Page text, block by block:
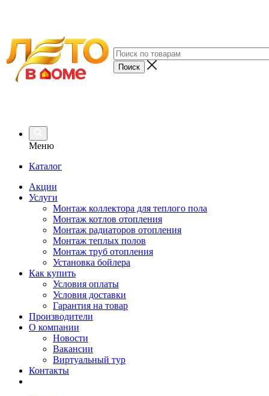
Меню
Каталог
Акции
Услуги
Монтаж коллектора для теплого пола
Монтаж котлов отопления
Монтаж радиаторов отопления
Монтаж теплых полов
Монтаж труб отопления
Установка бойлера
Как купить
Условия оплаты
Условия доставки
Гарантия на товар
Производители
О компании
Новости
Вакансии
Виртуальный тур
Контакты